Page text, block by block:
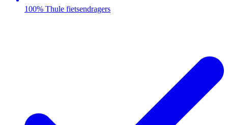
100% Thule fietsendragers